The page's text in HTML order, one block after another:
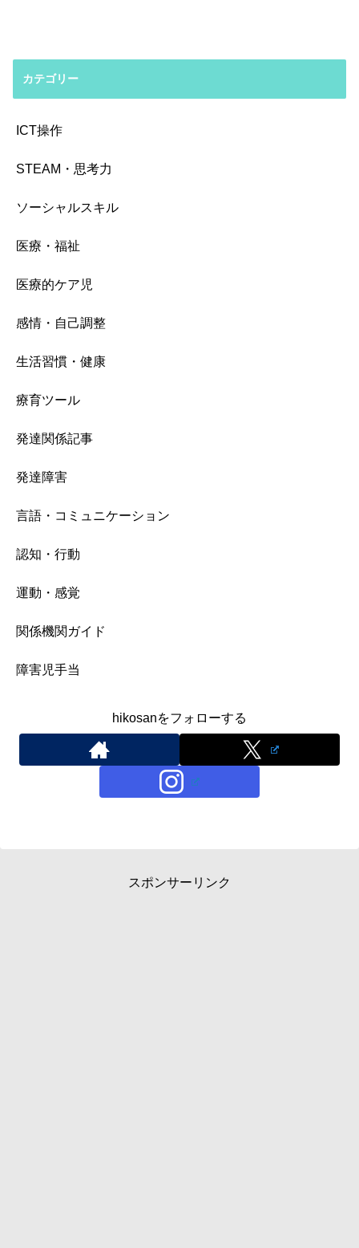
カテゴリー
ICT操作
STEAM・思考力
ソーシャルスキル
医療・福祉
医療的ケア児
感情・自己調整
生活習慣・健康
療育ツール
発達関係記事
発達障害
言語・コミュニケーション
認知・行動
運動・感覚
関係機関ガイド
障害児手当
hikosanをフォローする
スポンサーリンク